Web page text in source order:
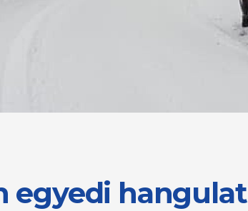
egyedi hangulat